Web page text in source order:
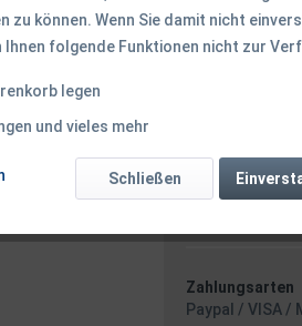
3,50 € *
Sofort
Zahlungsarten
Paypal / VISA
zu können. Wenn Sie damit nicht
folgende Funktionen nicht zur
legen
und vieles mehr
Schließen